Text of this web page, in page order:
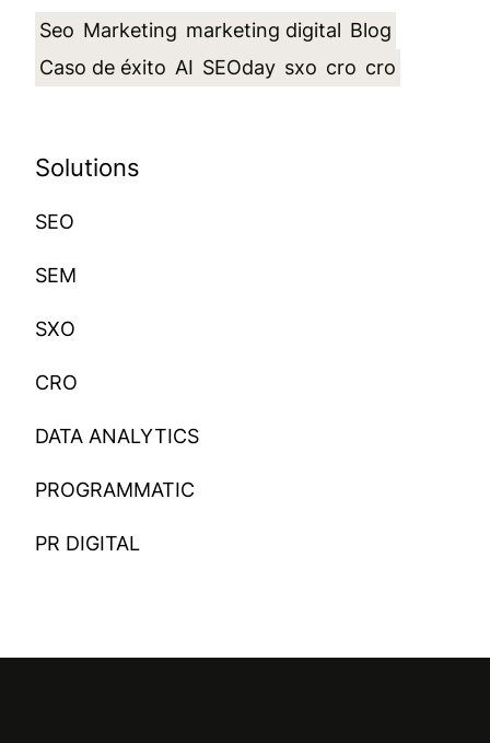
Seo Marketing marketing digital Blog
Caso de éxito AI SEOday sxo cro cro
Solutions
SEO
SEM
SXO
CRO
DATA ANALYTICS
PROGRAMMATIC
PR DIGITAL